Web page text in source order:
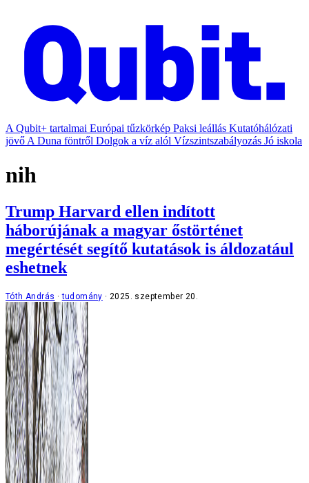
A Qubit+ tartalmai Európai tűzkörkép Paksi leállás Kutatóhálózati
jövő A Duna föntről Dolgok a víz alól Vízszintszabályozás Jó iskola
nih
Trump Harvard ellen indított
háborújának a magyar őstörténet
megértését segítő kutatások is áldozatául
eshetnek
Tóth András tudomány 2025. szeptember 20.